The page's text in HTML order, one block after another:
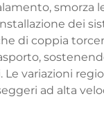
dei
di coppia
variazioni
ad alta